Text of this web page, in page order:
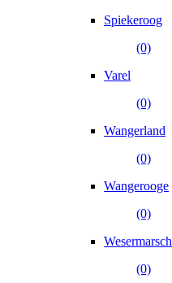
Spiekeroog
(0)
Varel
(0)
Wangerland
(0)
Wangerooge
(0)
Wesermarsch
(0)